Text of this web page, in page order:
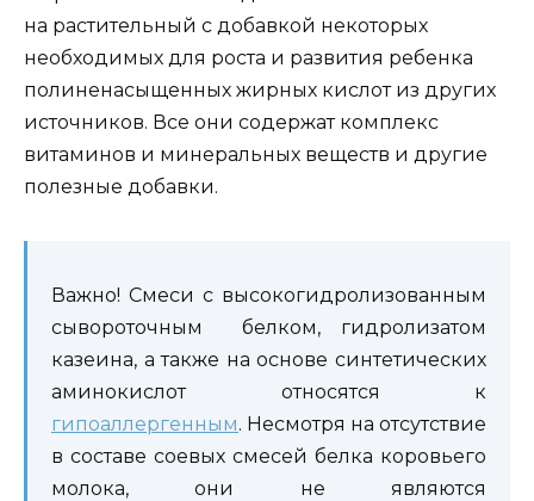
на растительный с добавкой некоторых
необходимых для роста и развития ребенка
полиненасыщенных жирных кислот из других
источников. Все они содержат комплекс
витаминов и минеральных веществ и другие
полезные добавки.
Важно! Смеси с высокогидролизованным
сывороточным белком, гидролизатом
казеина, а также на основе синтетических
аминокислот относятся к
гипоаллергенным. Несмотря на отсутствие
в составе соевых смесей белка коровьего
молока, они не являются